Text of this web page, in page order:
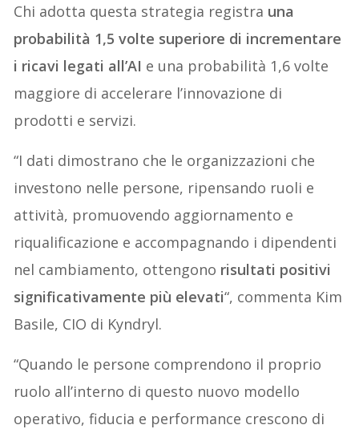
Chi adotta questa strategia registra una
probabilità 1,5 volte superiore di incrementare
i ricavi legati all’AI e una probabilità 1,6 volte
maggiore di accelerare l’innovazione di
prodotti e servizi.
“I dati dimostrano che le organizzazioni che
investono nelle persone, ripensando ruoli e
attività, promuovendo aggiornamento e
riqualificazione e accompagnando i dipendenti
nel cambiamento, ottengono risultati positivi
significativamente più elevati“, commenta Kim
Basile, CIO di Kyndryl.
“Quando le persone comprendono il proprio
ruolo all’interno di questo nuovo modello
operativo, fiducia e performance crescono di